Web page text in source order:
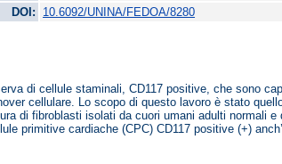
DOI:
10.6092/UNINA/FEDOA/8280
di cellule staminali, CD117 positive, che sono
cellulare. Lo scopo di questo lavoro è stato
di fibroblasti isolati da cuori umani adulti normali
primitive cardiache (CPC) CD117 positive (+)